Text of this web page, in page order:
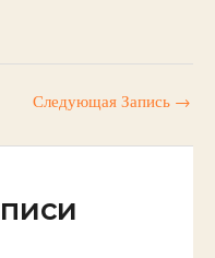
Следующая Запись →